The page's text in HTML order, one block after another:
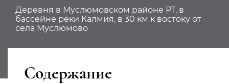
Деревня в Муслюмовском районе РТ, в
бассейне реки Калмия, в 30 км к востоку от
села Муслюмово
Содержание